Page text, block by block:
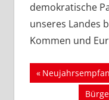
demokratische
unseres Landes
Kommen und
Vorheriger
Beitrag: